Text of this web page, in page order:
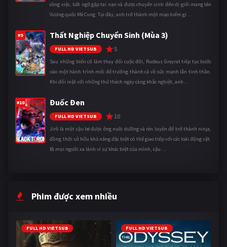
công việc, bất ngờ gặp tai nạn và được chuyển sinh đến dị giới mang tên
Vương quốc Mê Cung. Tại đây, anh trở thành một mạo hiểm gi ...
#9 Thất Nghiệp Chuyển Sinh (Mùa 3)
FULL HD VIETSUB 5
Sau những biến cố làm thay đổi cuộc đời, Rudeus Greyrat tiếp tục bước
vào một hành trình mới để trưởng thành cả về sức mạnh lẫn tinh thần.
Khi đối mặt với những thử thách ngày càng khắc nghiệt, anh ...
#10 Đuốc Đen
FULL HD VIETSUB 10
Jirô là một cậu bé được ông nuôi dưỡng và rèn luyện để trở thành ninja,
đồng thời sở hữu khả năng đặc biệt có thể giao tiếp với các loài động vật.
Bị mọi người xa lánh vì sự khác biệt của mình, cậu ...
Phim được xem nhiều
FULL HD VIETSUB FULL HD VIETSUB